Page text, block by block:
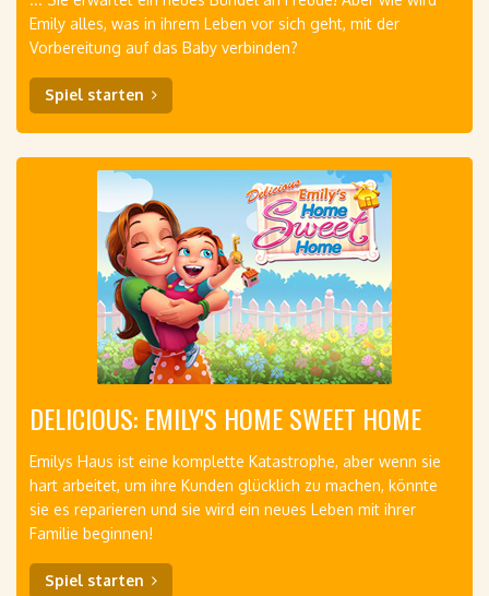
Emily alles, was in ihrem Leben vor sich geht, mit der
Vorbereitung auf das Baby verbinden?
Spiel starten
DELICIOUS: EMILY'S HOME SWEET HOME
Emilys Haus ist eine komplette Katastrophe, aber wenn sie
hart arbeitet, um ihre Kunden glücklich zu machen, könnte
sie es reparieren und sie wird ein neues Leben mit ihrer
Familie beginnen!
Spiel starten